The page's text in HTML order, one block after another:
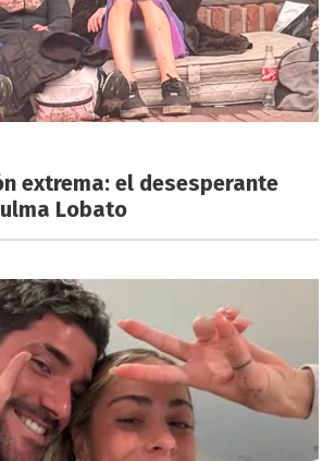
extrema: el desesperante
Lobato